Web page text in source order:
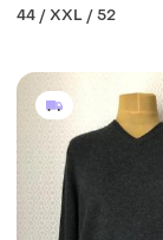
44 / XXL / 52